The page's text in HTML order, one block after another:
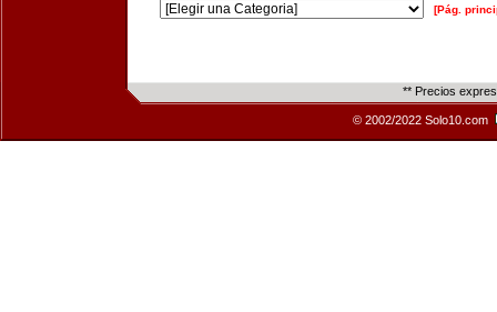
[Pág.
** Precios
© 2002/2022 Solo10.com